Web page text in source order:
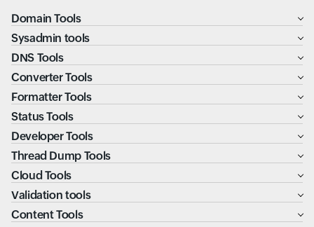
Domain Tools
Sysadmin tools
DNS Tools
Converter Tools
Formatter Tools
Status Tools
Developer Tools
Thread Dump Tools
Cloud Tools
Validation tools
Content Tools